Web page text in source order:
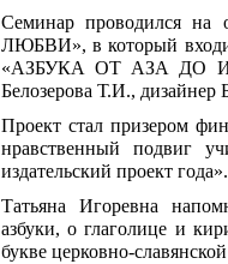
Семинар проводился
ЛЮБВИ», в который
«АЗБУКА ОТ АЗА ДО
Белозерова Т.И., дизайнер
Проект стал призером
нравственный подвиг
издательский проект года».
Татьяна Игоревна
азбуки, о глаголице и
букве церковно-